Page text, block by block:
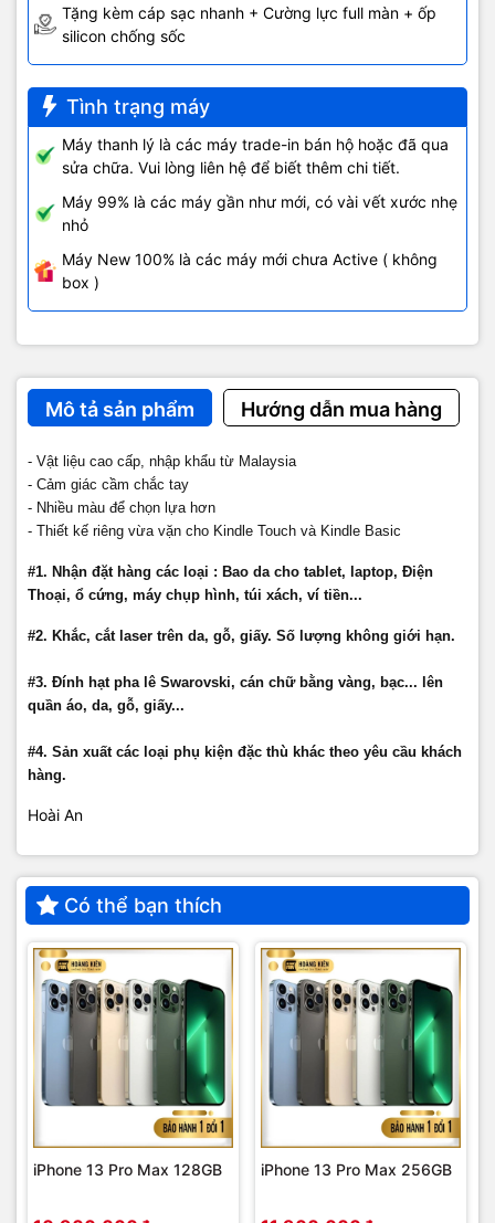
Tặng kèm cáp sạc nhanh + Cường lực full màn + ốp
silicon chống sốc
Tình trạng máy
Máy thanh lý là các máy trade-in bán hộ hoặc đã qua
sửa chữa. Vui lòng liên hệ để biết thêm chi tiết.
Máy 99% là các máy gần như mới, có vài vết xước nhẹ
nhỏ
Máy New 100% là các máy mới chưa Active ( không
box )
Mô tả sản phẩm Hướng dẫn mua hàng
- Vật liệu cao cấp, nhập khẩu từ Malaysia
- Cảm giác cầm chắc tay
- Nhiều màu để chọn lựa hơn
- Thiết kế riêng vừa vặn cho Kindle Touch và Kindle Basic
#1. Nhận đặt hàng các loại : Bao da cho tablet, laptop, Điện
Thoại, ổ cứng, máy chụp hình, túi xách, ví tiền...
#2. Khắc, cắt laser trên da, gỗ, giấy. Số lượng không giới hạn.
#3. Đính hạt pha lê Swarovski, cán chữ bằng vàng, bạc... lên
quần áo, da, gỗ, giấy...
#4. Sản xuất các loại phụ kiện đặc thù khác theo yêu cầu khách
hàng.
Hoài An
Có thể bạn thích
iPhone 13 Pro Max 128GB iPhone 13 Pro Max 256GB